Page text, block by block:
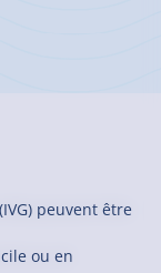
peuvent être
ou en